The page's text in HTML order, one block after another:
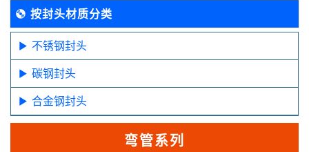
按封头材质分类
不锈钢封头
碳钢封头
合金钢封头
弯管系列